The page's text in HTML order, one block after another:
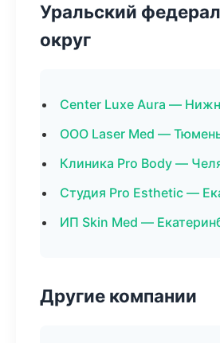
Уральский
округ
Center Luxe Aura —
ООО Laser Med —
Клиника Pro Body —
Студия Pro Esthetic —
ИП Skin Med —
Другие компании